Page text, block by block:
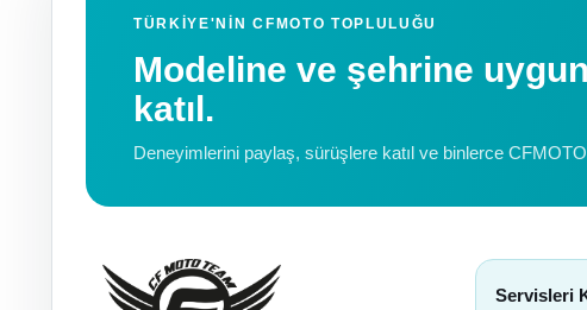
TÜRKIYE'NIN CFMOTO TOPLULUĞU
Modeline ve şehrine
katıl.
Deneyimlerini paylaş, sürüşlere katıl ve binlerce CFMOTO
Servisleri